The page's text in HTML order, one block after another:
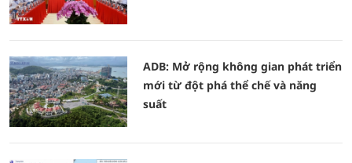
ADB: Mở rộng không gian phát triển
mới từ đột phá thể chế và năng
suất